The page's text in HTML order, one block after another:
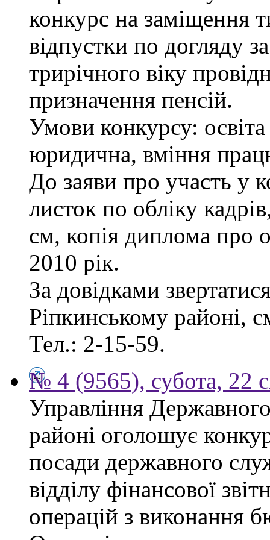
конкурс на заміщення
відпустки по догляду
трирічного віку
призначення пенсій.
Умови конкурсу:
юридична, вміння
До заяви про участь у
листок по обліку
см, копія диплома про
2010 рік.
За довідками
Ріпкинському районі,
Тел.: 2-15-59.
№ 4 (9565), субота, 22
Управління
районі оголошує
посади державного
відділу фінансової
операцій з виконання